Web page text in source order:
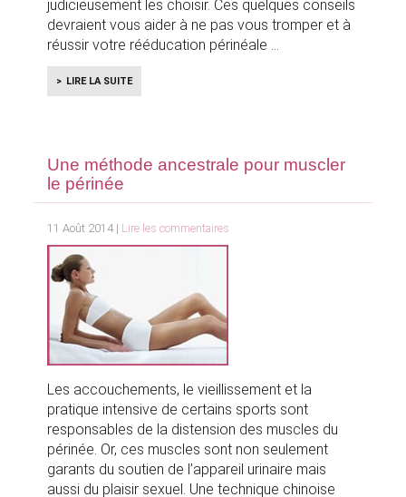
judicieusement les choisir. Ces quelques conseils
devraient vous aider à ne pas vous tromper et à
réussir votre rééducation périnéale
LIRE LA SUITE
Une méthode ancestrale pour muscler
le périnée
11 Août 2014 | Lire les commentaires
Les accouchements, le vieillissement et la
pratique intensive de certains sports sont
responsables de la distension des muscles du
périnée. Or, ces muscles sont non seulement
garants du soutien de l’appareil urinaire mais
aussi du plaisir sexuel. Une technique chinoise